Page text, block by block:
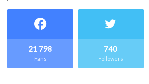
21 798
Fans
740
Followers